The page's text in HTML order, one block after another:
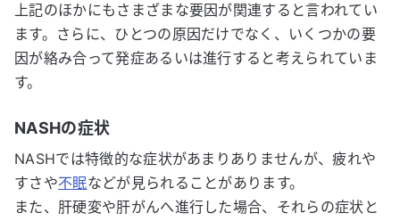
上記のほかにもさまざまな要因が関連すると言われてい
ます。さらに、ひとつの原因だけでなく、いくつかの要
因が絡み合って発症あるいは進行すると考えられていま
す。
NASHの症状
NASHでは特徴的な症状があまりありませんが、疲れや
すさや不眠などが見られることがあります。
また、肝硬変や肝がんへ進行した場合、それらの症状と